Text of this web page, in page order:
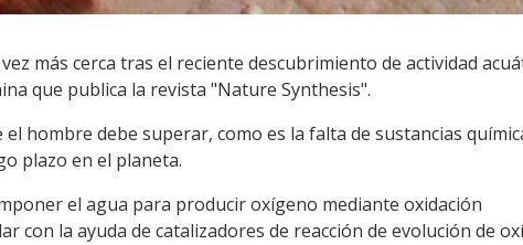
más cerca tras el reciente descubrimiento de actividad
que publica la revista "Nature Synthesis".
hombre debe superar, como es la falta de sustancias
plazo en el planeta.
el agua para producir oxígeno mediante oxidación
con la ayuda de catalizadores de reacción de evolución de